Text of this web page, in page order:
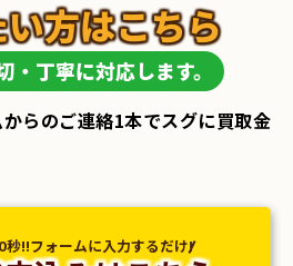
・丁寧に対応します。
方はこちら
らのご連絡1本でスグに買取金
秒!!フォームに入力するだけ!